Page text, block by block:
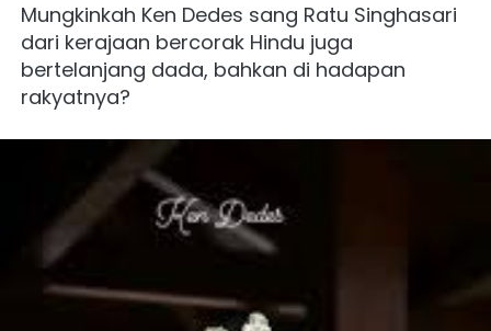
Mungkinkah Ken Dedes sang Ratu Singhasari
dari kerajaan bercorak Hindu juga
bertelanjang dada, bahkan di hadapan
rakyatnya?